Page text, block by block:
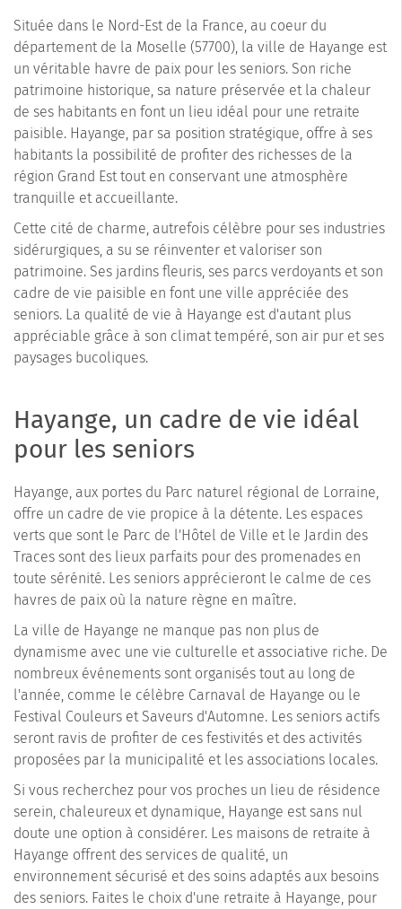
Située dans le Nord-Est de la France, au coeur du
département de la Moselle (57700), la ville de Hayange est
un véritable havre de paix pour les seniors. Son riche
patrimoine historique, sa nature préservée et la chaleur
de ses habitants en font un lieu idéal pour une retraite
paisible. Hayange, par sa position stratégique, offre à ses
habitants la possibilité de profiter des richesses de la
région Grand Est tout en conservant une atmosphère
tranquille et accueillante.
Cette cité de charme, autrefois célèbre pour ses industries
sidérurgiques, a su se réinventer et valoriser son
patrimoine. Ses jardins fleuris, ses parcs verdoyants et son
cadre de vie paisible en font une ville appréciée des
seniors. La qualité de vie à Hayange est d'autant plus
appréciable grâce à son climat tempéré, son air pur et ses
paysages bucoliques.
Hayange, un cadre de vie idéal
pour les seniors
Hayange, aux portes du Parc naturel régional de Lorraine,
offre un cadre de vie propice à la détente. Les espaces
verts que sont le Parc de l'Hôtel de Ville et le Jardin des
Traces sont des lieux parfaits pour des promenades en
toute sérénité. Les seniors apprécieront le calme de ces
havres de paix où la nature règne en maître.
La ville de Hayange ne manque pas non plus de
dynamisme avec une vie culturelle et associative riche. De
nombreux événements sont organisés tout au long de
l'année, comme le célèbre Carnaval de Hayange ou le
Festival Couleurs et Saveurs d'Automne. Les seniors actifs
seront ravis de profiter de ces festivités et des activités
proposées par la municipalité et les associations locales.
Si vous recherchez pour vos proches un lieu de résidence
serein, chaleureux et dynamique, Hayange est sans nul
doute une option à considérer. Les maisons de retraite à
Hayange offrent des services de qualité, un
environnement sécurisé et des soins adaptés aux besoins
des seniors. Faites le choix d'une retraite à Hayange, pour